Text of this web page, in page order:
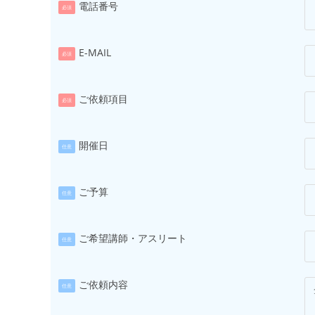
必須 電話番号
必須 E-MAIL
必須 ご依頼項目
任意 開催日
任意 ご予算
任意 ご希望講師・アスリート
任意 ご依頼内容